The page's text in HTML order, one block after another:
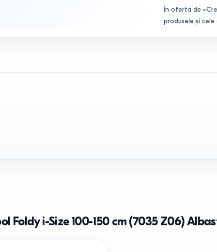
În oferta de
produsele și
Foldy i-Size 100-150 cm (7035 Z06)